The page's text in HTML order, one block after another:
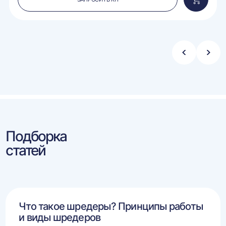
в
Стрелка
Подборка
статей
Что такое шредеры? Принципы работы
и виды шредеров